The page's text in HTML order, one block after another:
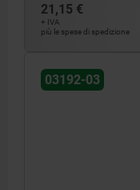
21,15 €
+ IVA
più le spese di spedizione
03192-03